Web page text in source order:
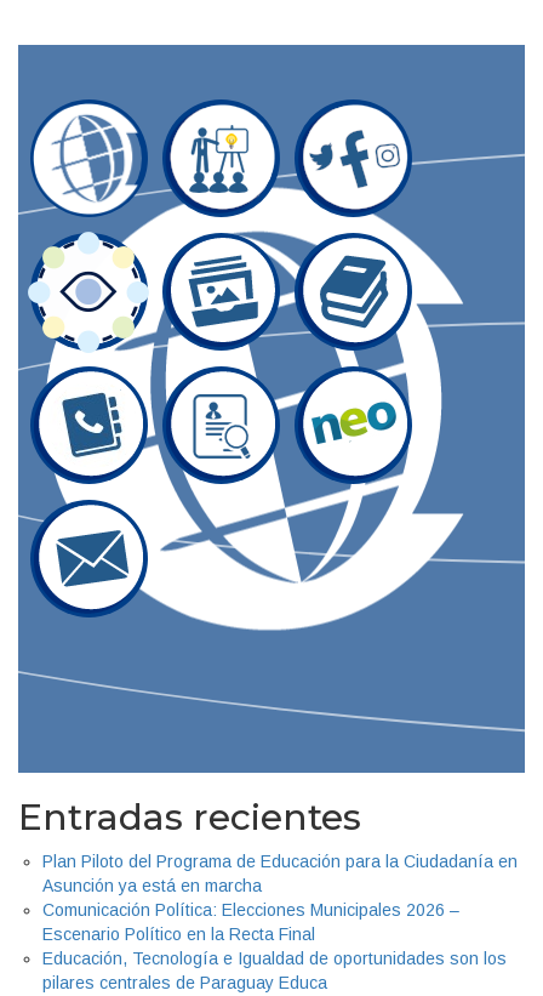
Entradas recientes
Plan Piloto del Programa de Educación para la Ciudadanía en
Asunción ya está en marcha
Comunicación Política: Elecciones Municipales 2026 –
Escenario Político en la Recta Final
Educación, Tecnología e Igualdad de oportunidades son los
pilares centrales de Paraguay Educa